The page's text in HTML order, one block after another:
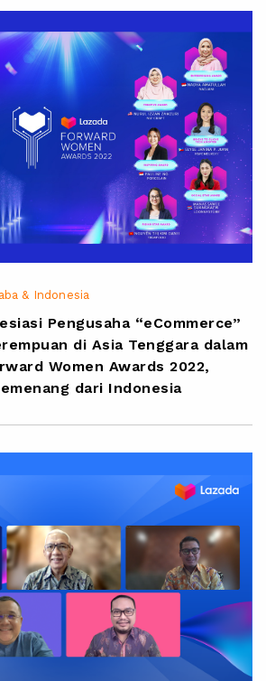
& Indonesia
Pengusaha “eCommerce”
di Asia Tenggara dalam
Women Awards 2022,
dari Indonesia